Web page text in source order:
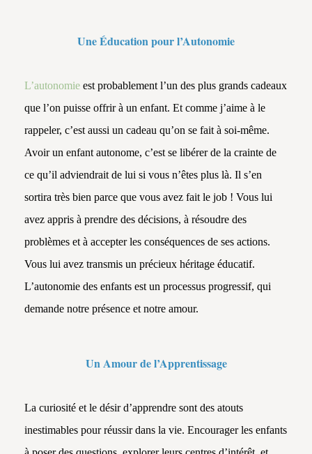
Une Éducation pour l’Autonomie
L’autonomie est probablement l’un des plus grands cadeaux
que l’on puisse offrir à un enfant. Et comme j’aime à le
rappeler, c’est aussi un cadeau qu’on se fait à soi-même.
Avoir un enfant autonome, c’est se libérer de la crainte de
ce qu’il adviendrait de lui si vous n’êtes plus là. Il s’en
sortira très bien parce que vous avez fait le job ! Vous lui
avez appris à prendre des décisions, à résoudre des
problèmes et à accepter les conséquences de ses actions.
Vous lui avez transmis un précieux héritage éducatif.
L’autonomie des enfants est un processus progressif, qui
demande notre présence et notre amour.
Un Amour de l’Apprentissage
La curiosité et le désir d’apprendre sont des atouts
inestimables pour réussir dans la vie. Encourager les enfants